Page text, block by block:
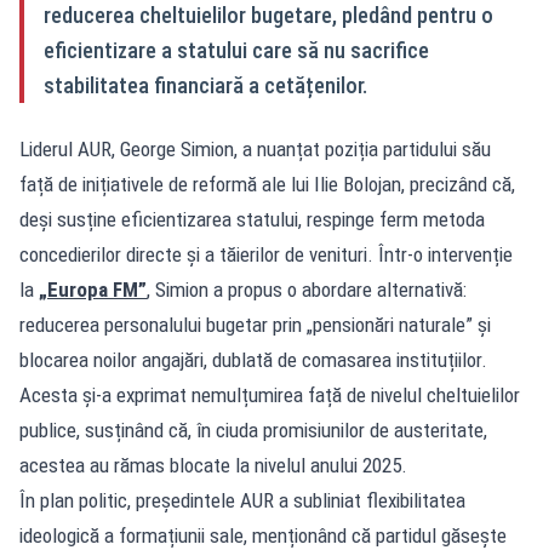
reducerea cheltuielilor bugetare, pledând pentru o
eficientizare a statului care să nu sacrifice
stabilitatea financiară a cetățenilor.
Liderul AUR, George Simion, a nuanțat poziția partidului său
față de inițiativele de reformă ale lui Ilie Bolojan, precizând că,
deși susține eficientizarea statului, respinge ferm metoda
concedierilor directe și a tăierilor de venituri. Într-o intervenție
la „Europa FM”, Simion a propus o abordare alternativă:
reducerea personalului bugetar prin „pensionări naturale” și
blocarea noilor angajări, dublată de comasarea instituțiilor.
Acesta și-a exprimat nemulțumirea față de nivelul cheltuielilor
publice, susținând că, în ciuda promisiunilor de austeritate,
acestea au rămas blocate la nivelul anului 2025.
În plan politic, președintele AUR a subliniat flexibilitatea
ideologică a formațiunii sale, menționând că partidul găsește